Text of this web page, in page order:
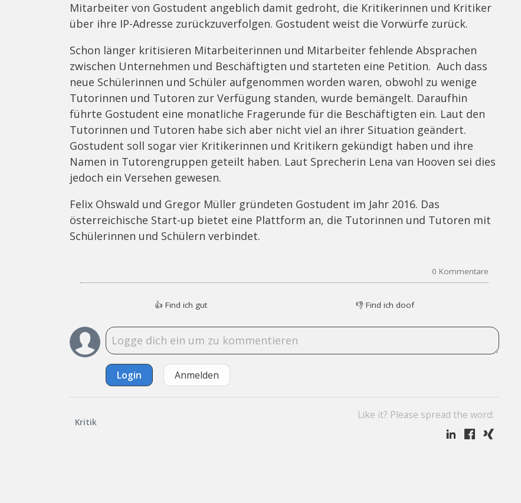
Mitarbeiter von Gostudent angeblich damit gedroht, die Kritikerinnen und Kritiker
über ihre IP-Adresse zurückzuverfolgen. Gostudent weist die Vorwürfe zurück.
Schon länger kritisieren Mitarbeiterinnen und Mitarbeiter fehlende Absprachen
zwischen Unternehmen und Beschäftigten und starteten eine Petition. Auch dass
neue Schülerinnen und Schüler aufgenommen worden waren, obwohl zu wenige
Tutorinnen und Tutoren zur Verfügung standen, wurde bemängelt. Daraufhin
führte Gostudent eine monatliche Fragerunde für die Beschäftigten ein. Laut den
Tutorinnen und Tutoren habe sich aber nicht viel an ihrer Situation geändert.
Gostudent soll sogar vier Kritikerinnen und Kritikern gekündigt haben und ihre
Namen in Tutorengruppen geteilt haben. Laut Sprecherin Lena van Hooven sei dies
jedoch ein Versehen gewesen.
Felix Ohswald und Gregor Müller gründeten Gostudent im Jahr 2016. Das
österreichische Start-up bietet eine Plattform an, die Tutorinnen und Tutoren mit
Schülerinnen und Schülern verbindet.
0 Kommentare
👍 Find ich gut 👎 Find ich doof
Login Anmelden
Kritik
Like it? Please spread the word: